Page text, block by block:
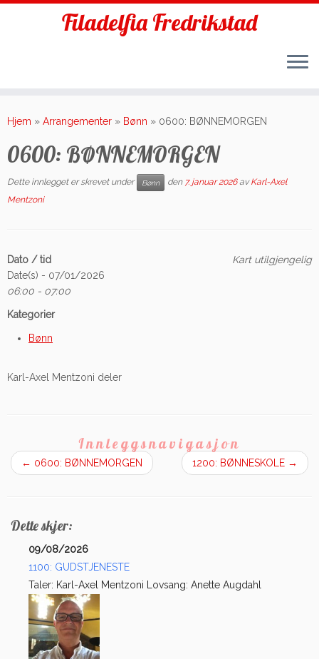
to
Filadelfia Fredrikstad
Hjem » Arrangementer » Bønn » 0600: BØNNEMORGEN
0600: BØNNEMORGEN
Dette innlegget er skrevet under Bønn den 7. januar 2026 avKarl-Axel
Mentzoni
Kart utilgjengelig
Dato / tid
Date(s) - 07/01/2026
06:00 - 07:00
Kategorier
Bønn
Karl-Axel Mentzoni deler
Innleggsnavigasjon
← 0600: BØNNEMORGEN 1200: BØNNESKOLE →
Dette skjer:
09/08/2026
1100: GUDSTJENESTE
Taler: Karl-Axel Mentzoni Lovsang: Anette Augdahl